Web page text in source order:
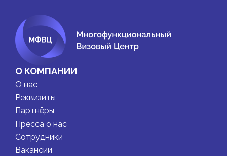
О КОМПАНИИ
О нас
Реквизиты
Партнёры
Пресса о нас
Сотрудники
Вакансии